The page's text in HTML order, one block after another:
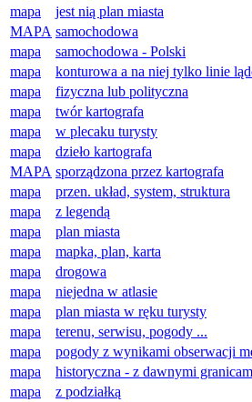
mapa
jest nią plan miasta
MAPA samochodowa
mapa
samochodowa - Polski
mapa
konturowa a na niej tylko linie
mapa
fizyczna lub polityczna
mapa
twór kartografa
mapa
w plecaku turysty
mapa
dzieło kartografa
MAPA sporządzona przez kartografa
mapa
przen. układ, system, struktura
mapa
z legendą
mapa
plan miasta
mapa
mapka, plan, karta
mapa
drogowa
mapa
niejedna w atlasie
mapa
plan miasta w ręku turysty
mapa
terenu, serwisu, pogody ...
mapa
pogody z wynikami obserwacji
mapa
historyczna - z dawnymi
mapa
z podziałką